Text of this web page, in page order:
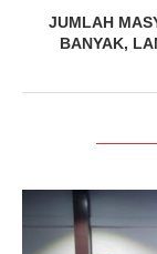
JUMLAH
BANYAK,